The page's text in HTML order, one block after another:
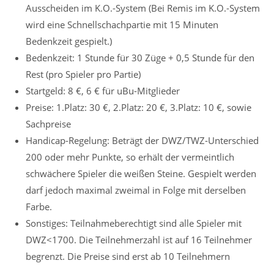
Ausscheiden im K.O.-System (Bei Remis im K.O.-System
wird eine Schnellschachpartie mit 15 Minuten
Bedenkzeit gespielt.)
Bedenkzeit: 1 Stunde für 30 Züge + 0,5 Stunde für den
Rest (pro Spieler pro Partie)
Startgeld: 8 €, 6 € für uBu-Mitglieder
Preise: 1.Platz: 30 €, 2.Platz: 20 €, 3.Platz: 10 €, sowie
Sachpreise
Handicap-Regelung: Beträgt der DWZ/TWZ-Unterschied
200 oder mehr Punkte, so erhält der vermeintlich
schwächere Spieler die weißen Steine. Gespielt werden
darf jedoch maximal zweimal in Folge mit derselben
Farbe.
Sonstiges: Teilnahmeberechtigt sind alle Spieler mit
DWZ<1700. Die Teilnehmerzahl ist auf 16 Teilnehmer
begrenzt. Die Preise sind erst ab 10 Teilnehmern